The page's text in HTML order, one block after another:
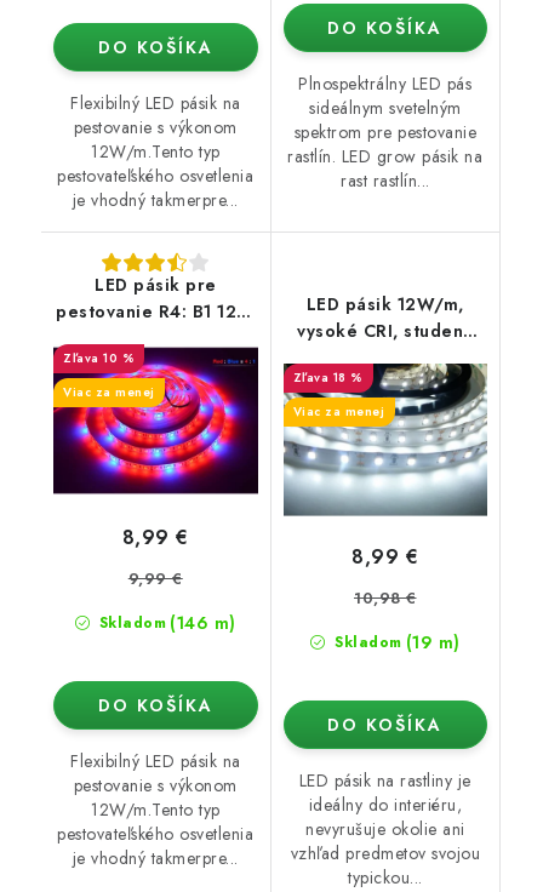
DO KOŠÍKA
Flexibilný LED pásik na
pestovanie s výkonom
12W/m.Tento typ
pestovateľského osvetlenia
je vhodný takmerpre...
DO KOŠÍKA
Plnospektrálny LED pás
sideálnym svetelným
spektrom pre pestovanie
rastlín. LED grow pásik na
rast rastlín...
LED pásik pre
pestovanie R4: B1 12W
10 %
Viac za menej
Skladom (146 m)
8,99 €
9,99 €
DO KOŠÍKA
Flexibilný LED pásik na
pestovanie s výkonom
12W/m.Tento typ
pestovateľského osvetlenia
je vhodný takmerpre...
LED pásik 12W/m,
vysoké CRI, studená
18 %
Viac za menej
Skladom (19 m)
8,99 €
10,98 €
DO KOŠÍKA
LED pásik na rastliny je
ideálny do interiéru,
nevyrušuje okolie ani
vzhľad predmetov svojou
typickou...